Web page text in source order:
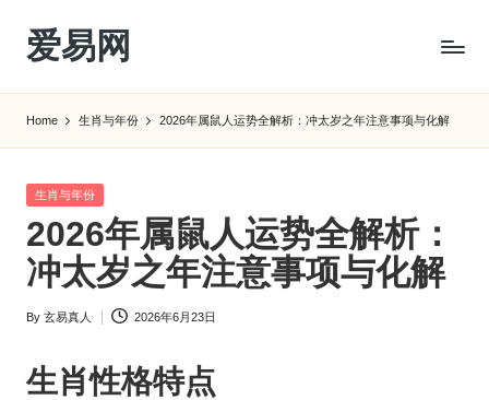
Skip
content
爱易网
转
农
历
阴
历
Home 生肖与年份 2026年属鼠人运势全解析：冲太岁之年注意事项与化解
Posted
生肖与年份
2026年属鼠人运势全解析：
冲太岁之年注意事项与化解
Posted
By 玄易真人 2026年6月23日
生肖性格特点